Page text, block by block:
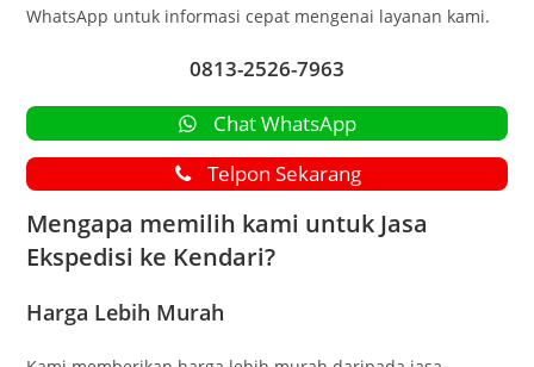
WhatsApp untuk informasi cepat mengenai layanan kami.
0813-2526-7963
Chat WhatsApp
Telpon Sekarang
Mengapa memilih kami untuk Jasa
Ekspedisi ke Kendari?
Harga Lebih Murah